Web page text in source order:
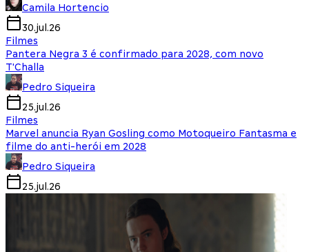
Camila Hortencio
30.jul.26
Filmes
Pantera Negra 3 é confirmado para 2028, com novo
T'Challa
Pedro Siqueira
25.jul.26
Filmes
Marvel anuncia Ryan Gosling como Motoqueiro Fantasma e
filme do anti-herói em 2028
Pedro Siqueira
25.jul.26